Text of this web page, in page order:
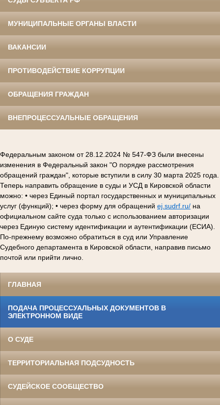
МУНИЦИПАЛЬНЫЕ ОРГАНЫ ВЛАСТИ
ВАКАНСИИ
ПРОТИВОДЕЙСТВИЕ КОРРУПЦИИ
ОБРАЩЕНИЯ ГРАЖДАН
ВНЕПРОЦЕССУАЛЬНЫЕ ОБРАЩЕНИЯ
Федеральным законом от 28.12.2024 № 547-ФЗ были внесены
изменения в Федеральный закон "О порядке рассмотрения
обращений граждан", которые вступили в силу 30 марта 2025 года.
Теперь направить обращение в суды и УСД в Кировской области
можно: • через Единый портал государственных и муниципальных
услуг (функций); • через форму для обращений ej.sudrf.ru/ на
официальном сайте суда только с использованием авторизации
через Единую систему идентификации и аутентификации (ЕСИА).
По-прежнему возможно обратиться в суд или Управление
Судебного департамента в Кировской области, направив письмо
почтой или прийти лично.
ГЛАВНАЯ
ПОДАЧА ПРОЦЕССУАЛЬНЫХ ДОКУМЕНТОВ В
ЭЛЕКТРОННОМ ВИДЕ
О СУДЕ
ТЕРРИТОРИАЛЬНАЯ ПОДСУДНОСТЬ
СУДЕЙСКОЕ СООБЩЕСТВО